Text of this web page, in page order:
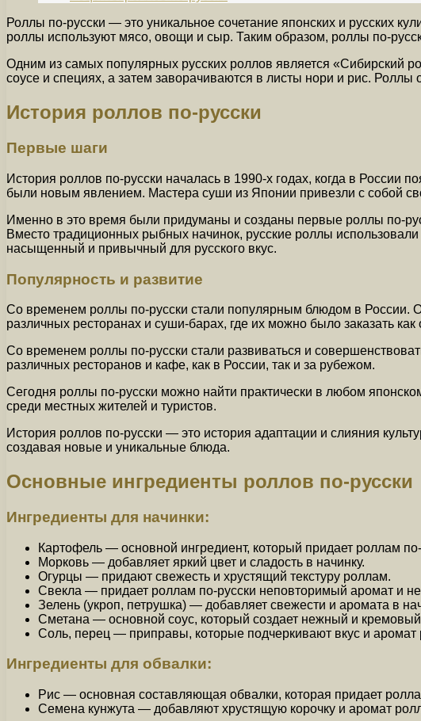
Роллы по-русски — это уникальное сочетание японских и русских
роллы используют мясо, овощи и сыр. Таким образом, роллы по-
Одним из самых популярных русских роллов является «Сибирский
соусе и специях, а затем заворачиваются в листы нори и рис.
История роллов по-русски
Первые шаги
История роллов по-русски началась в 1990-х годах, когда в
были новым явлением. Мастера суши из Японии привезли с собой
Именно в это время были придуманы и созданы первые роллы по-
Вместо традиционных рыбных начинок, русские роллы
насыщенный и привычный для русского вкус.
Популярность и развитие
Со временем роллы по-русски стали популярным блюдом в
различных ресторанах и суши-барах, где их можно было заказать
Со временем роллы по-русски стали развиваться и
различных ресторанов и кафе, как в России, так и за рубежом.
Сегодня роллы по-русски можно найти практически в любом
среди местных жителей и туристов.
История роллов по-русски — это история адаптации и слияния
создавая новые и уникальные блюда.
Основные ингредиенты роллов по-русски
Ингредиенты для начинки:
Картофель — основной ингредиент, который придает роллам
Морковь — добавляет яркий цвет и сладость в начинку.
Огурцы — придают свежесть и хрустящий текстуру роллам.
Свекла — придает роллам по-русски неповторимый аромат и
Зелень (укроп, петрушка) — добавляет свежести и аромата в
Сметана — основной соус, который создает нежный и кремовый
Соль, перец — приправы, которые подчеркивают вкус и аромат
Ингредиенты для обвалки:
Рис — основная составляющая обвалки, которая придает
Семена кунжута — добавляют хрустящую корочку и аромат